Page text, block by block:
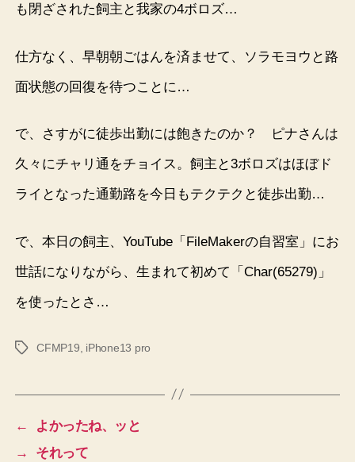
も閉ざされた飼主と我家の4ボロズ…
仕方なく、早朝朝ごはんを済ませて、ソラモヨウと路
面状態の回復を待つことに…
で、さすがに徒歩出勤には飽きたのか？ ピナさんは
久々にチャリ通をチョイス。飼主と3ボロズはほぼド
ライとなった通勤路を今日もテクテクと徒歩出勤…
で、本日の飼主、YouTube「FileMakerの自習室」にお
世話になりながら、生まれて初めて「Char(65279)」
を使ったとさ…
タ
CFMP19 iPhone13 pro
←
よかったね、ッと
→
それって